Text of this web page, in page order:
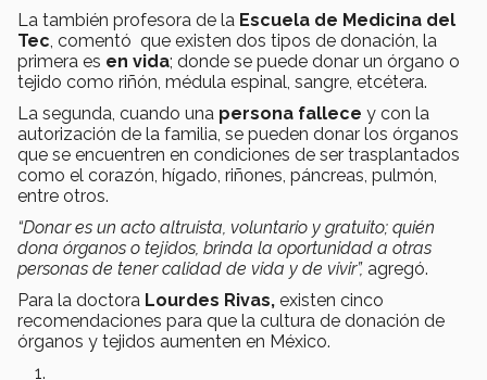
La también profesora de la Escuela de Medicina del
Tec , comentó que existen dos tipos de donación, la
primera es en vida; donde se puede donar un órgano o
tejido como riñón, médula espinal, sangre, etcétera.
La segunda, cuando una persona fallece y con la
autorización de la familia, se pueden donar los órganos
que se encuentren en condiciones de ser trasplantados
como el corazón, hígado, riñones, páncreas, pulmón,
entre otros.
“Donar es un acto altruista, voluntario y gratuito; quién
dona órganos o tejidos, brinda la oportunidad a otras
personas de tener calidad de vida y de vivir”, agregó.
Para la doctora Lourdes Rivas, existen cinco
recomendaciones para que la cultura de donación de
órganos y tejidos aumenten en México.